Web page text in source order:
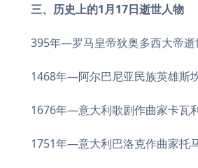
三、历史上的1月17日逝世人物
395年—罗马皇帝狄奥多西大帝逝
1468年—阿尔巴尼亚民族英雄斯
1676年—意大利歌剧作曲家卡瓦
1751年—意大利巴洛克作曲家托马